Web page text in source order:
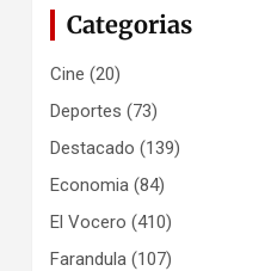
Categorias
Cine (20)
Deportes (73)
Destacado (139)
Economia (84)
El Vocero (410)
Farandula (107)